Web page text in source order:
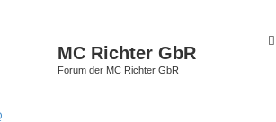
MC Richter GbR
Forum der MC Richter GbR